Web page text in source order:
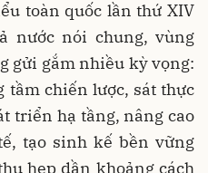
toàn quốc lần thứ XIV
nước nói chung, vùng
gửi gắm nhiều kỳ vọng:
tầm chiến lược, sát thực
triển hạ tầng, nâng cao
tạo sinh kế bền vững
hẹp dần khoảng cách